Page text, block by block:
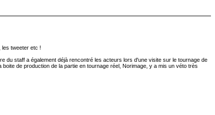
tweeter etc !
du staff a également déjà rencontré les acteurs lors d'une visite sur le tournage de
de production de la partie en tournage réel, Norimage, y a mis un véto très